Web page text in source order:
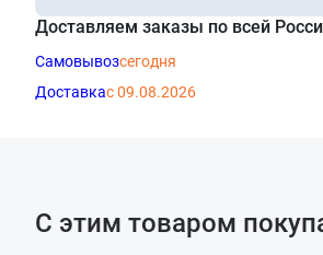
Доставляем заказы по всей
Самовывозсегодня
Доставкас 09.08.2026
С этим товаром